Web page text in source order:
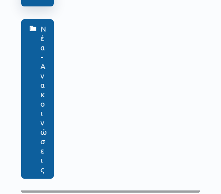
Ν
έ
α
-
Α
ν
α
κ
ο
ι
ν
ώ
σ
ε
ι
ς